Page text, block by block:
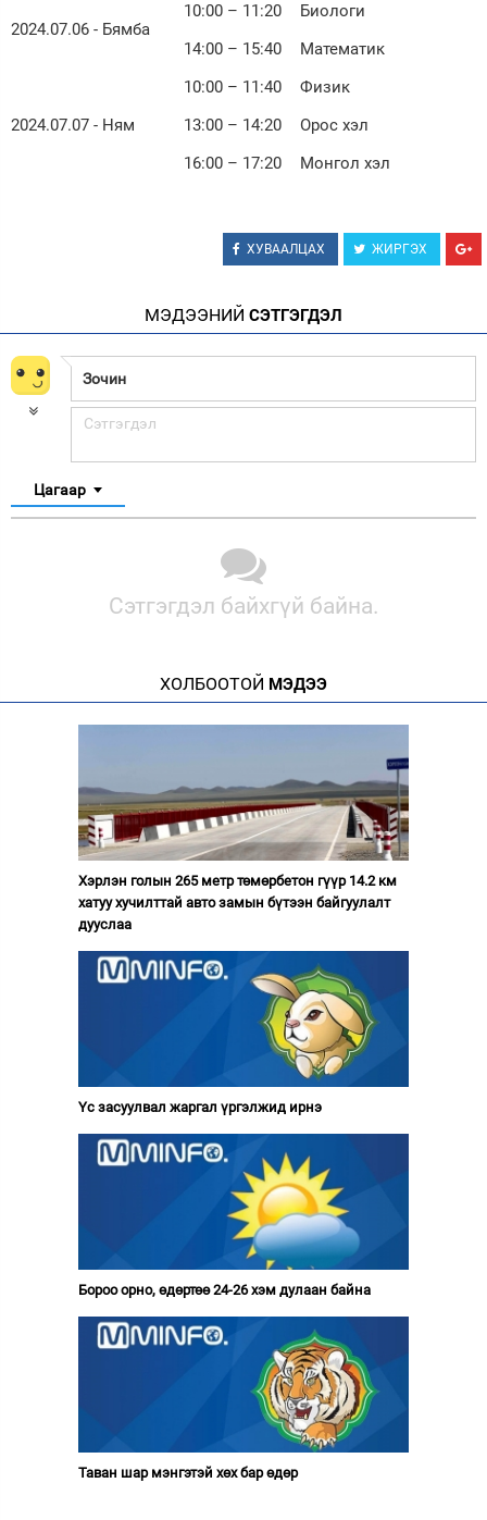
2024.07.06 - Бямба
10:00 – 11:20
Биологи
14:00 – 15:40
Математик
2024.07.07 - Ням
10:00 – 11:40
Физик
13:00 – 14:20
Орос хэл
16:00 – 17:20
Монгол хэл
ХУВААЛЦАХ ЖИРГЭХ
МЭДЭЭНИЙ СЭТГЭГДЭЛ
Цагаар
Сэтгэгдэл байхгүй байна.
ХОЛБООТОЙ МЭДЭЭ
Хэрлэн голын 265 метр төмөрбетон гүүр 14.2 км
хатуу хучилттай авто замын бүтээн байгуулалт
дууслаа
Үс засуулвал жаргал үргэлжид ирнэ
Бороо орно, өдөртөө 24-26 хэм дулаан байна
Таван шар мэнгэтэй хөх бар өдөр